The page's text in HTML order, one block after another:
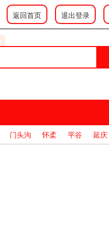
返回首页 退出登录
门头沟 怀柔 平谷 延庆